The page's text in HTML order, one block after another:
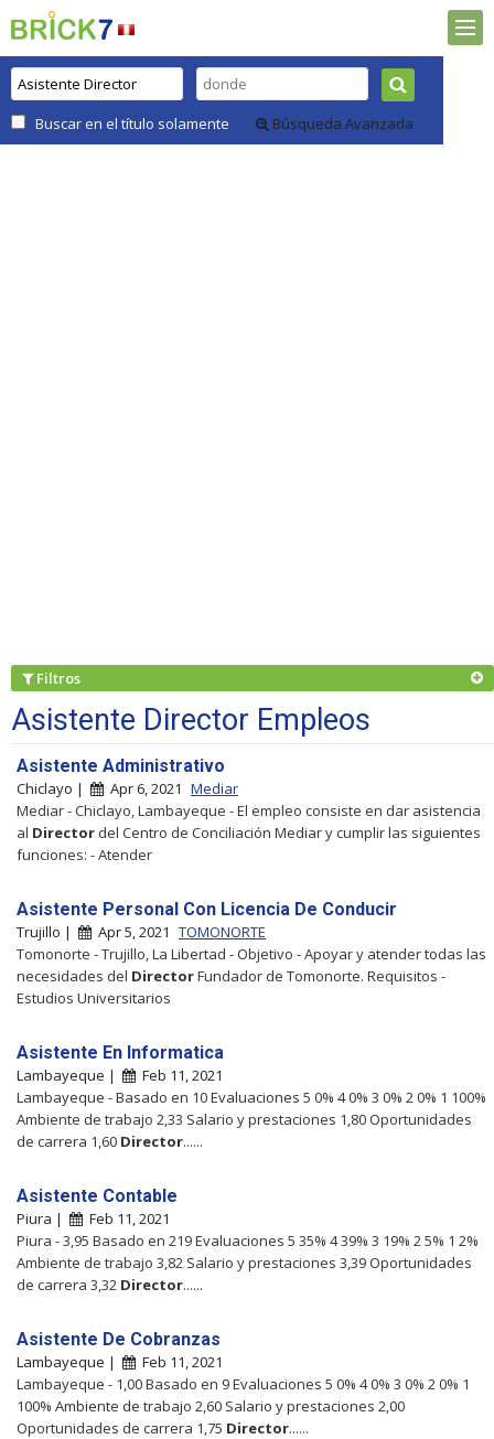
Buscar en el título solamente Búsqueda Avanzada
Filtros
Asistente Director Empleos
Asistente Administrativo
Chiclayo | Apr 6, 2021 Mediar
Mediar - Chiclayo, Lambayeque - El empleo consiste en dar asistencia
al Director del Centro de Conciliación Mediar y cumplir las siguientes
funciones: - Atender
Asistente Personal Con Licencia De Conducir
Trujillo | Apr 5, 2021 TOMONORTE
Tomonorte - Trujillo, La Libertad - Objetivo - Apoyar y atender todas las
necesidades del DirectorFundador de Tomonorte. Requisitos -
Estudios Universitarios
Asistente En Informatica
Lambayeque |
Feb 11, 2021
Lambayeque - Basado en 10 Evaluaciones 5 0% 4 0% 3 0% 2 0% 1 100%
Ambiente de trabajo 2,33 Salario y prestaciones 1,80 Oportunidades
de carrera 1,60 Director......
Asistente Contable
Piura |
Feb 11, 2021
Piura - 3,95 Basado en 219 Evaluaciones 5 35% 4 39% 3 19% 2 5% 1 2%
Ambiente de trabajo 3,82 Salario y prestaciones 3,39 Oportunidades
de carrera 3,32 Director......
Asistente De Cobranzas
Lambayeque |
Feb 11, 2021
Lambayeque - 1,00 Basado en 9 Evaluaciones 5 0% 4 0% 3 0% 2 0% 1
100% Ambiente de trabajo 2,60 Salario y prestaciones 2,00
Oportunidades de carrera 1,75 Director......